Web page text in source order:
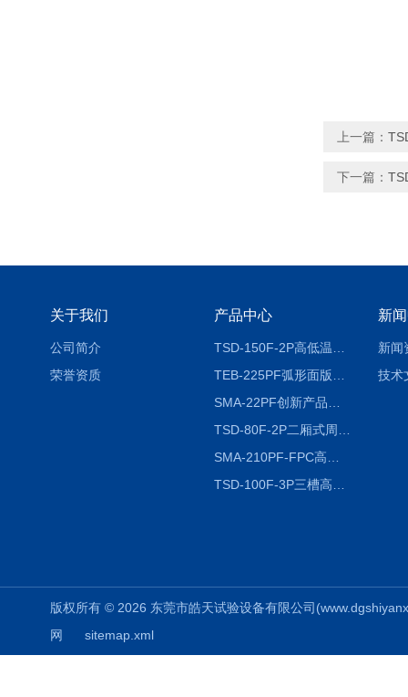
上一篇：
下一篇：
关于我们
公司简介
荣誉资质
产品中心 新
新闻
技术
版权所有 © 2026 东莞市皓天试验设备有限公司
网
sitemap.xml